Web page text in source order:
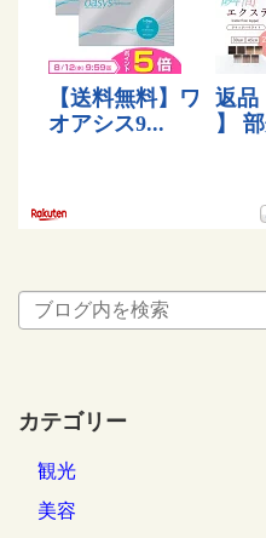
カテゴリー
観光
美容